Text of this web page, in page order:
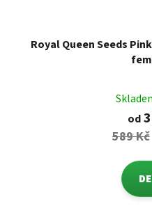
Royal Queen Seeds
od
589 Kč